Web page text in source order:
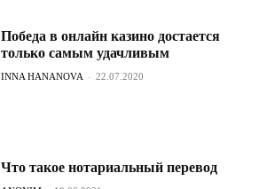
Победа в онлайн казино достается
только самым удачливым
INNA HANANOVA - 22.07.2020
Что такое нотариальный перевод